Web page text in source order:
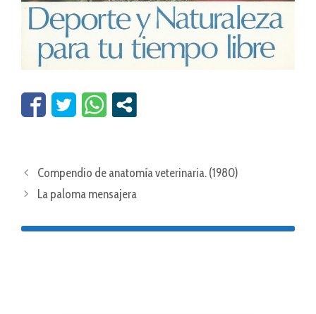
Compendio de anatomía veterinaria. (1980)
La paloma mensajera